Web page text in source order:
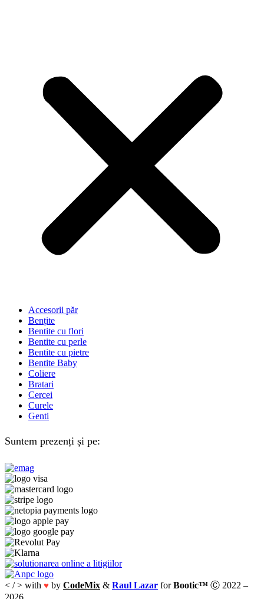
Accesorii păr
Bențite
Bentite cu flori
Bentite cu perle
Bentite cu pietre
Bentite Baby
Coliere
Bratari
Cercei
Curele
Genti
Suntem prezenți și pe:
< / > with ♥ by CodeMix & Raul Lazar forBootic™ Ⓒ 2022 –